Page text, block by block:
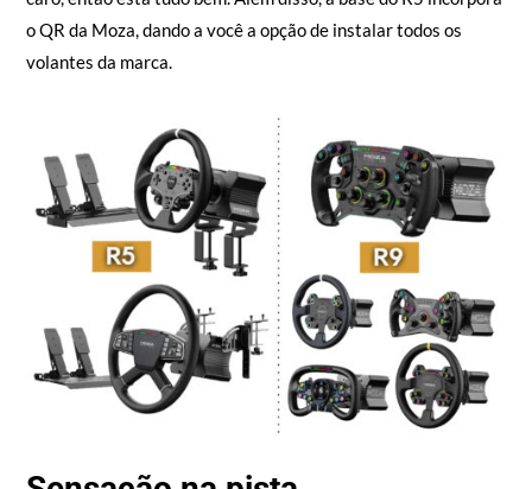
pedivela. Não é o Load Cell, mas o kit de desempenho não é
caro, então está tudo bem. Além disso, a base do R5 incorpora